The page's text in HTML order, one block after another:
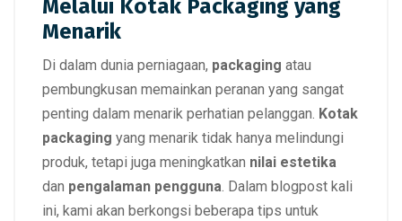
Melalui Kotak Packaging yang
Menarik
Di dalam dunia perniagaan, packaging atau
pembungkusan memainkan peranan yang sangat
penting dalam menarik perhatian pelanggan. Kotak
packaging yang menarik tidak hanya melindungi
produk, tetapi juga meningkatkan nilai estetika
dan pengalaman pengguna. Dalam blogpost kali
ini, kami akan berkongsi beberapa tips untuk